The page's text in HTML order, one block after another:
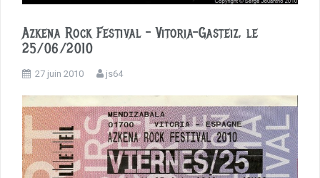
Azkena Rock Festival – Vitoria-Gasteiz, le
25/06/2010
27 juin 2010 js64